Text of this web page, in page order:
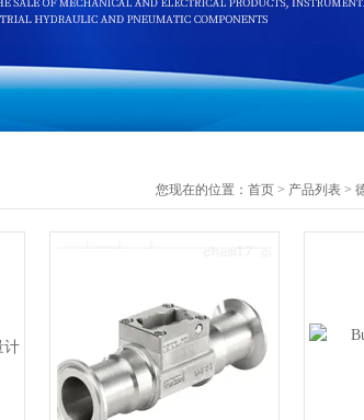
您现在的位置： 首页 > 产品列表 >